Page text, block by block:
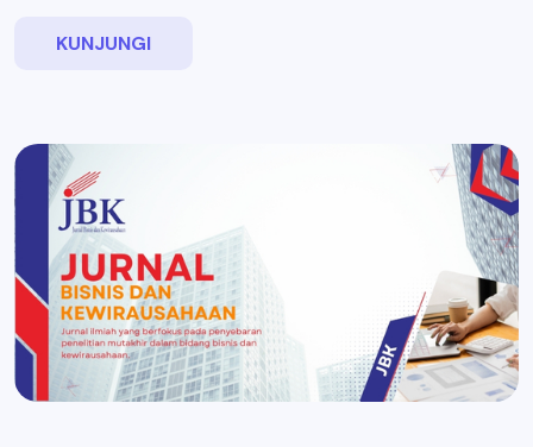
KUNJUNGI